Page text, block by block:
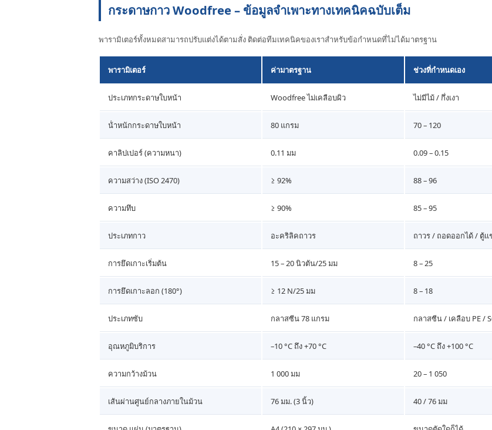
กระดาษกาว Woodfree – ข้อมูลจําเพาะทางเทคนิคฉบับเต็ม
พารามิเตอร์ทั้งหมดสามารถปรับแต่งได้ตามสั่ง ติดต่อทีมเทคนิคของเราสําหรับข้อกําหนดที่ไม่ได้มาตรฐาน
พารามิเตอร์ ค่ามาตรฐาน ช่วงที่กําหนดเอง
ประเภทกระดาษใบหน้า Woodfree ไม่เคลือบผิว ไม่มีไม้ / กึ่งเงา
น้ําหนักกระดาษใบหน้า 80 แกรม 70 – 120
คาลิปเปอร์ (ความหนา) 0.11 มม 0.09 – 0.15
ความสว่าง (ISO 2470) ≥ 92% 88 – 96
ความทึบ ≥ 90% 85 – 95
ประเภทกาว อะคริลิคถาวร ถาวร / ถอดออกได้ / ตู้แ
การยึดเกาะเริ่มต้น 15 – 20 นิวตัน/25 มม 8 – 25
การยึดเกาะลอก (180°) ≥ 12 N/25 มม 8 – 18
ประเภทซับ กลาสซีน 78 แกรม กลาสซีน / เคลือบ PE /
อุณหภูมิบริการ –10 °C ถึง +70 °C –40 °C ถึง +100 °C
ความกว้างม้วน 1 000 มม 20 – 1 050
เส้นผ่านศูนย์กลางภายในม้วน 76 มม. (3 นิ้ว) 40 / 76 มม